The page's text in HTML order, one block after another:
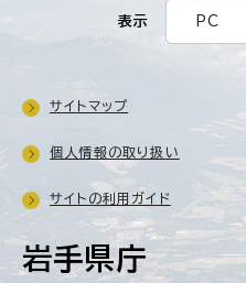
表示 PC
岩手県庁
サイトマップ
個人情報の取り扱い
サイトの利用ガイド